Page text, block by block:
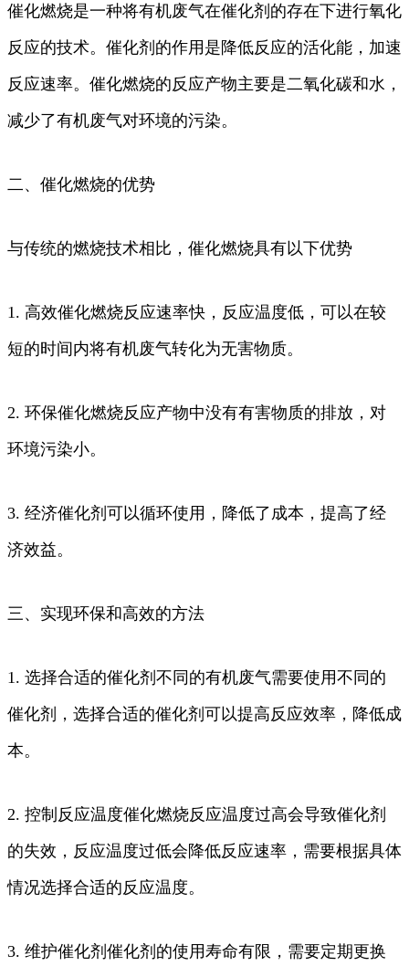
催化燃烧是一种将有机废气在催化剂的存在下进行氧化
反应的技术。催化剂的作用是降低反应的活化能，加速
反应速率。催化燃烧的反应产物主要是二氧化碳和水，
减少了有机废气对环境的污染。
二、催化燃烧的优势
与传统的燃烧技术相比，催化燃烧具有以下优势
1. 高效催化燃烧反应速率快，反应温度低，可以在较
短的时间内将有机废气转化为无害物质。
2. 环保催化燃烧反应产物中没有有害物质的排放，对
环境污染小。
3. 经济催化剂可以循环使用，降低了成本，提高了经
济效益。
三、实现环保和高效的方法
1. 选择合适的催化剂不同的有机废气需要使用不同的
催化剂，选择合适的催化剂可以提高反应效率，降低成
本。
2. 控制反应温度催化燃烧反应温度过高会导致催化剂
的失效，反应温度过低会降低反应速率，需要根据具体
情况选择合适的反应温度。
3. 维护催化剂催化剂的使用寿命有限，需要定期更换